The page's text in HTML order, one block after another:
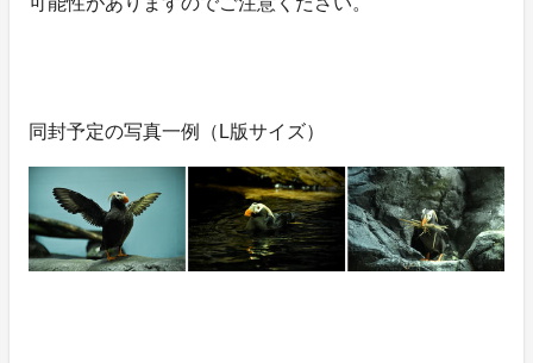
同封予定の写真一例（L版サイズ）